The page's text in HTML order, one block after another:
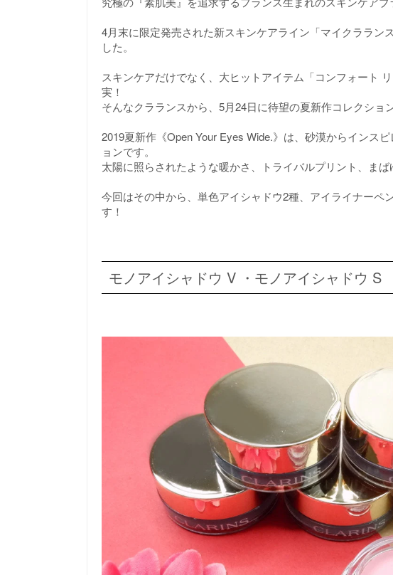
4月末に限定発売された新スキンケアライン「マイクララン
した。
スキンケアだけでなく、大ヒットアイテム「コンフォート
実！
そんなクラランスから、5月24日に待望の夏新作コレクショ
2019夏新作《Open Your Eyes Wide.》は、砂漠からインス
ョンです。
太陽に照らされたような暖かさ、トライバルプリント、まば
今回はその中から、単色アイシャドウ2種、アイライナーペ
す！
モノアイシャドウ V ・モノアイシャドウ S